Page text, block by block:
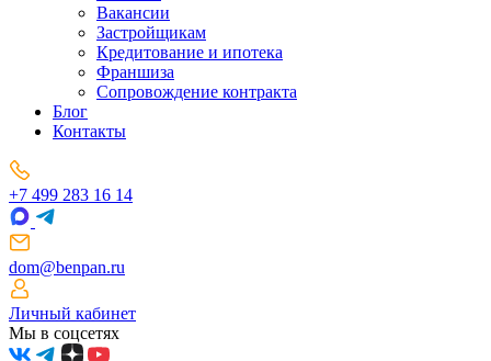
Вакансии
Застройщикам
Кредитование и ипотека
Франшиза
Сопровождение контракта
Блог
Контакты
+7 499 283 16 14
dom@benpan.ru
Личный кабинет
Мы в соцсетях